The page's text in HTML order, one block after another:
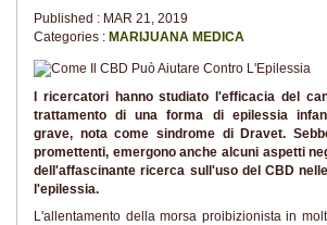
Published : MAR 21, 2019
Categories : MARIJUANA MEDICA
I ricercatori hanno studiato l'efficacia del
trattamento di una forma di epilessia
grave, nota come sindrome di Dravet.
promettenti, emergono anche alcuni aspetti
dell'affascinante ricerca sull'uso del CBD
l'epilessia.
L'allentamento della morsa proibizionista in